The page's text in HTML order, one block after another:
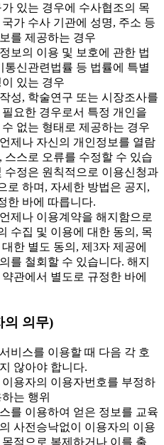
가 있는 경우에 수사협조의 목
가 수사 기관에 성명, 주소 등
를 제공하는 경우
보의 이용 및 보호에 관한 법
통신관련법률 등 법률에 특별
있는 경우
성, 학술연구 또는 시장조사를
요한 경우로서 특정 개인을
없는 형태로 제공하는 경우
제나 자신의 개인정보를 열람
스스로 오류를 수정할 수 있습
수정은 원칙적으로 이용신청과
로 하며, 자세한 방법은 공지,
한 바에 따릅니다.
제나 이용계약을 해지함으로
수집 및 이용에 대한 동의, 목
한 별도 동의, 제3자 제공에
를 철회할 수 있습니다. 해지
관에서 별도로 규정한 바에
의 의무)
비스를 이용할 때 다음 각 호
않아야 합니다.
이용자의 이용자번호를 부정하
는 행위
를 이용하여 얻은 정보를 교육
사전승낙없이 이용자의 이용
적으로 복제하거나 이를 출